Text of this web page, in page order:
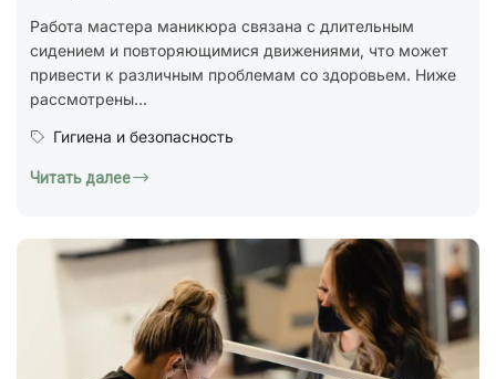
Работа мастера маникюра связана с длительным
сидением и повторяющимися движениями, что может
привести к различным проблемам со здоровьем. Ниже
рассмотрены...
Гигиена и безопасность
Читать далее